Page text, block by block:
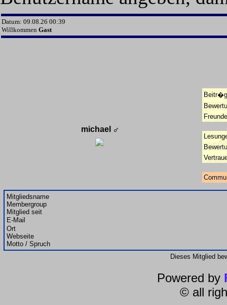
Datum: 09.08.26 00:39
Willkommen Gast
michael
Mitgliedsname
Membergroup
Mitglied seit
E-Mail
Ort
Webseite
Motto / Spruch
Dieses Mitglied
Powered by
© all